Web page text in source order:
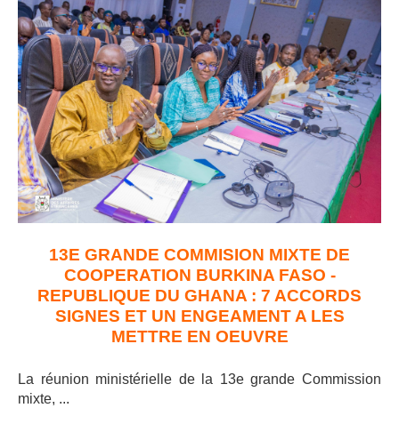
13E GRANDE COMMISION MIXTE DE
COOPERATION BURKINA FASO -
REPUBLIQUE DU GHANA : 7 ACCORDS
SIGNES ET UN ENGEAMENT A LES
METTRE EN OEUVRE
La réunion ministérielle de la 13e grande Commission
mixte, ...